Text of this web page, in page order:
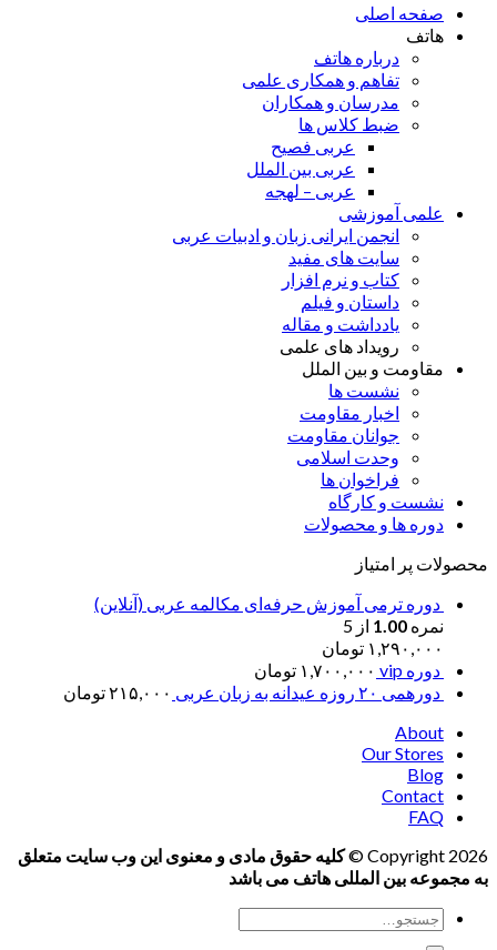
صفحه اصلی
هاتف
درباره هاتف
تفاهم و همکاری علمی
مدرسان و همکاران
ضبط کلاس ها
عربی فصیح
عربی بین الملل
عربی – لهجه
علمی آموزشی
انجمن ایرانی زبان و ادبیات عربی
سایت های مفید
کتاب و نرم افزار
داستان و فیلم
یادداشت و مقاله
رویداد های علمی
مقاومت و بین الملل
نشست ها
اخبار مقاومت
جوانان مقاومت
وحدت اسلامی
فراخوان ها
نشست و کارگاه
دوره ها و محصولات
محصولات پر امتیاز
دوره ترمی آموزش حرفه‌ای مکالمه عربی (آنلاین)
نمره 1.00 از 5
۱,۲۹۰,۰۰۰ تومان
دوره vip
۱,۷۰۰,۰۰۰ تومان
دورهمی ۲۰ روزه عیدانه به زبان عربی
۲۱۵,۰۰۰تومان
About
Our Stores
Blog
Contact
FAQ
Copyright 2026 ©
کلیه حقوق مادی و معنوی این وب سایت متعلق
به مجموعه بین المللی هاتف می باشد
جستجو
برای: